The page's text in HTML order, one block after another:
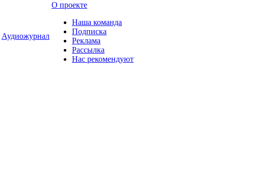
Аудиожурнал
О проекте
Наша команда
Подписка
Реклама
Рассылка
Нас рекомендуют